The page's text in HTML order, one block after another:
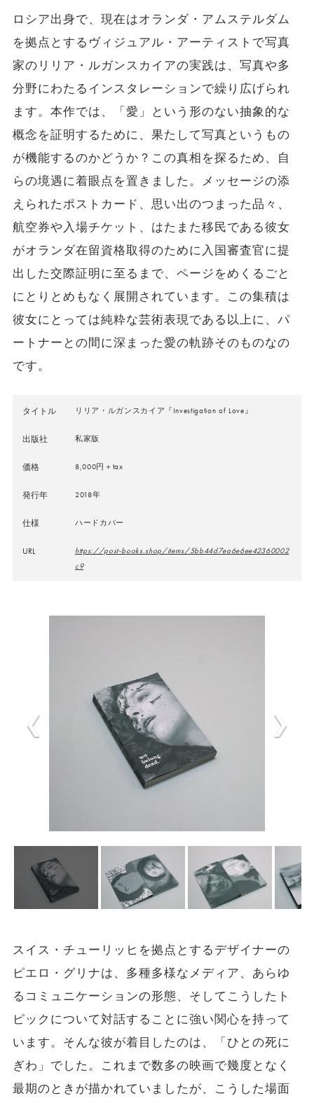
ロシア出身で、現在はオランダ・アムステルダム
を拠点とするヴィジュアル・アーティストで写真
家のリリア・ルガンスカイアの実践は、写真や多
分野にわたるインスタレーションで繰り広げられ
ます。本作では、「愛」という形のない抽象的な
概念を証明するために、果たして写真というもの
が機能するのかどうか？この真相を探るため、自
らの境遇に着眼点を置きました。メッセージの添
えられたポストカード、思い出のつまった品々、
航空券や入場チケット、はたまた移民である彼女
がオランダ在留資格取得のために入国審査官に提
出した交際証明に至るまで、ページをめくるごと
にとりとめもなく展開されています。この集積は
彼女にとっては純粋な芸術表現である以上に、パ
ートナーとの間に深まった愛の軌跡そのものなの
です。
タイトル リリア・ルガンスカイア『Investigation of Love』
出版社 私家版
価格 8,000円＋tax
発行年 2018年
仕様 ハードカバー
URL
https://post-books.shop/items/5bb44d7ea6e6ee42360002
c9
スイス・チューリッヒを拠点とするデザイナーの
ピエロ・グリナは、多種多様なメディア、あらゆ
るコミュニケーションの形態、そしてこうしたト
ピックについて対話することに強い関心を持って
います。そんな彼が着目したのは、「ひとの死に
ぎわ」でした。これまで数多の映画で幾度となく
最期のときが描かれていましたが、こうした場面